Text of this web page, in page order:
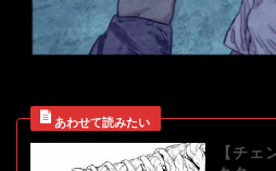
【チェ